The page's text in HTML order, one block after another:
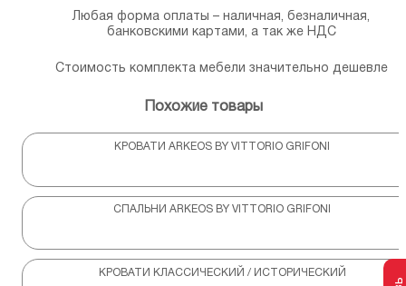
Любая форма оплаты – наличная, безналичная,
банковскими картами, а так же НДС
Стоимость комплекта мебели значительно дешевле
Похожие товары
КРОВАТИ ARKEOS BY VITTORIO GRIFONI
СПАЛЬНИ ARKEOS BY VITTORIO GRIFONI
КРОВАТИ КЛАССИЧЕСКИЙ / ИСТОРИЧЕСКИЙ